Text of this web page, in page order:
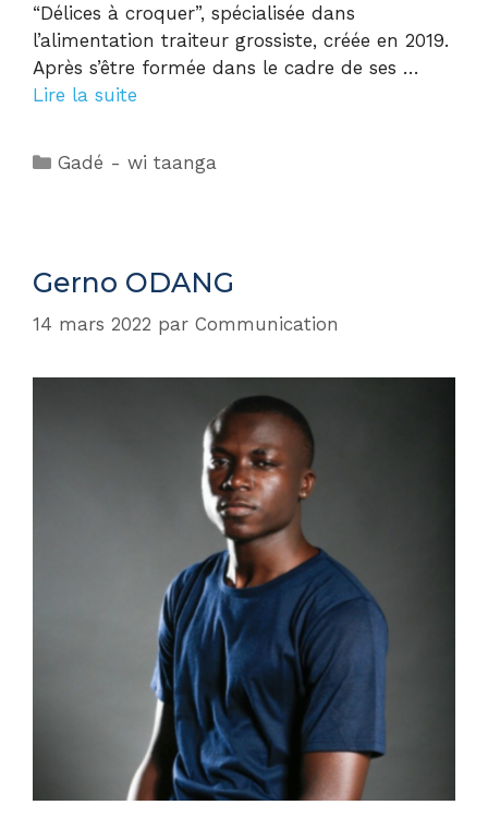
“Délices à croquer”, spécialisée dans
l’alimentation traiteur grossiste, créée en 2019.
Après s’être formée dans le cadre de ses …
Lire la suite
Gadé - wi taanga
Gerno ODANG
14 mars 2022 par Communication